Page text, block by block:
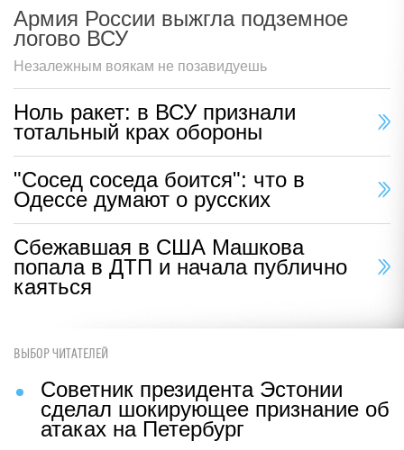
Армия России выжгла подземное
логово ВСУ
Незалежным воякам не позавидуешь
Ноль ракет: в ВСУ признали
тотальный крах обороны
"Сосед соседа боится": что в
Одессе думают о русских
Сбежавшая в США Машкова
попала в ДТП и начала публично
каяться
ВЫБОР ЧИТАТЕЛЕЙ
Советник президента Эстонии
сделал шокирующее признание об
атаках на Петербург